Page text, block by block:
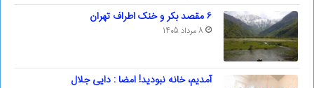
۶ مقصد بکر و خنک اطراف تهران
8 مرداد 1405
آمدیم، خانه نبودید! امضا : دایی جلال